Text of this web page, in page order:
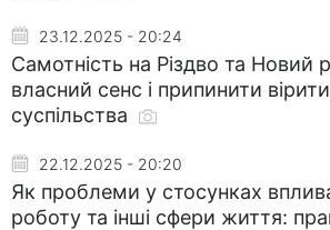
23.12.2025 - 20:24
Самотність на Різдво та Новий
власний сенс і припинити
суспільства
22.12.2025 - 20:20
Як проблеми у стосунках
роботу та інші сфери життя: